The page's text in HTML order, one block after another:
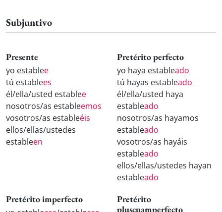
Subjuntivo
Presente
yo establee
tú establees
él/ella/usted establee
nosotros/as estableemos
vosotros/as estableéis
ellos/ellas/ustedes
estableen
Pretérito perfecto
yo haya estableado
tú hayas estableado
él/ella/usted haya
estableado
nosotros/as hayamos
estableado
vosotros/as hayáis
estableado
ellos/ellas/ustedes hayan
estableado
Pretérito imperfecto
Pretérito
pluscuamperfecto